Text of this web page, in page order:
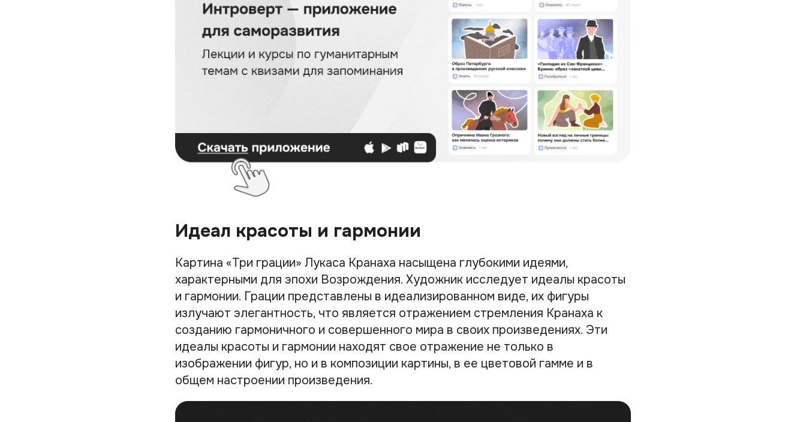
Идеал красоты и гармонии
Картина «Три грации» Лукаса Кранаха насыщена глубокими идеями,
характерными для эпохи Возрождения. Художник исследует идеалы красоты
и гармонии. Грации представлены в идеализированном виде, их фигуры
излучают элегантность, что является отражением стремления Кранаха к
созданию гармоничного и совершенного мира в своих произведениях. Эти
идеалы красоты и гармонии находят свое отражение не только в
изображении фигур, но и в композиции картины, в ее цветовой гамме и в
общем настроении произведения.